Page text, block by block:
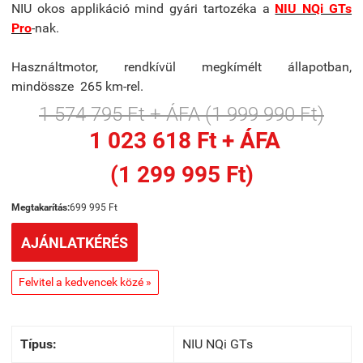
NIU okos applikáció mind gyári tartozéka a NIU NQi GTs
Pro-nak.
Használtmotor, rendkívül megkímélt állapotban,
mindössze 265 km-rel.
1 574 795 Ft + ÁFA (1 999 990 Ft)
1 023 618 Ft + ÁFA
(1 299 995 Ft)
Megtakarítás:699 995 Ft
AJÁNLATKÉRÉS
Felvitel a kedvencek közé »
Típus: NIU NQi GTs